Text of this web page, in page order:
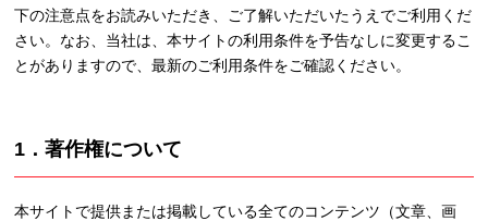
下の注意点をお読みいただき、ご了解いただいたうえでご利用くだ
さい。なお、当社は、本サイトの利用条件を予告なしに変更するこ
とがありますので、最新のご利用条件をご確認ください。
1．著作権について
本サイトで提供または掲載している全てのコンテンツ（文章、画